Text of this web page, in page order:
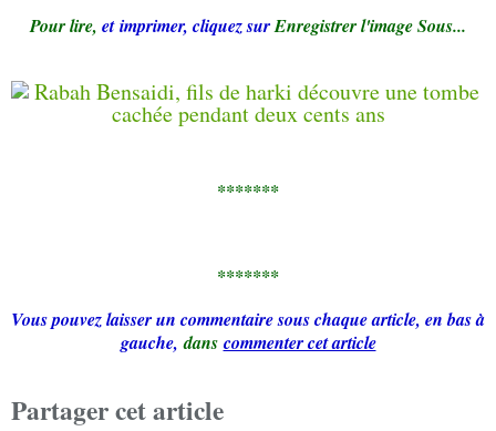
Pour lire, et imprimer, cliquez surEnregistrer l'image Sous...
*******
*******
Vous pouvez laisser un commentaire sous chaque article, en bas à
gauche,dans commenter cet article
Partager cet article